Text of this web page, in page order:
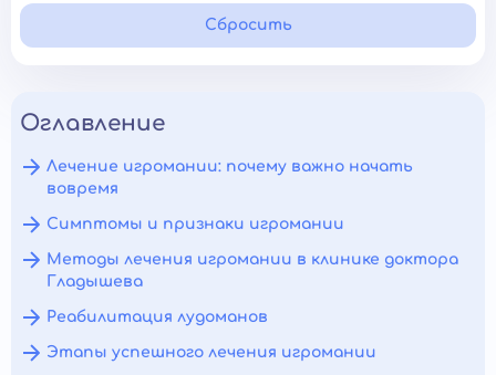
Сбросить
Оглавление
Лечение игромании: почему важно начать
вовремя
Симптомы и признаки игромании
Методы лечения игромании в клинике доктора
Гладышева
Реабилитация лудоманов
Этапы успешного лечения игромании